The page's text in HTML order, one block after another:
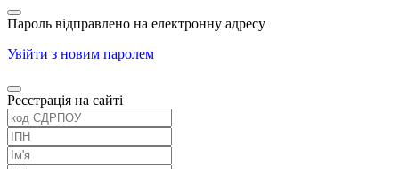
Пароль відправлено на електронну адресу
Увійти з новим паролем
Реєстрація на сайті